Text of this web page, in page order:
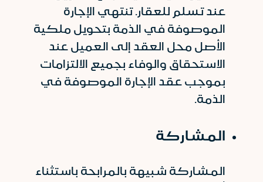
عند تسلم للعقار. تنتهي الإجارة
الموصوفة في الذمة بتحويل ملكية
الأصل محل العقد إلى العميل عند
الاستحقاق والوفاء بجميع الالتزامات
بموجب عقد الإجارة الموصوفة في
الذمة.
المشاركة
المشاركة شبيهة بالمرابحة باستثناء